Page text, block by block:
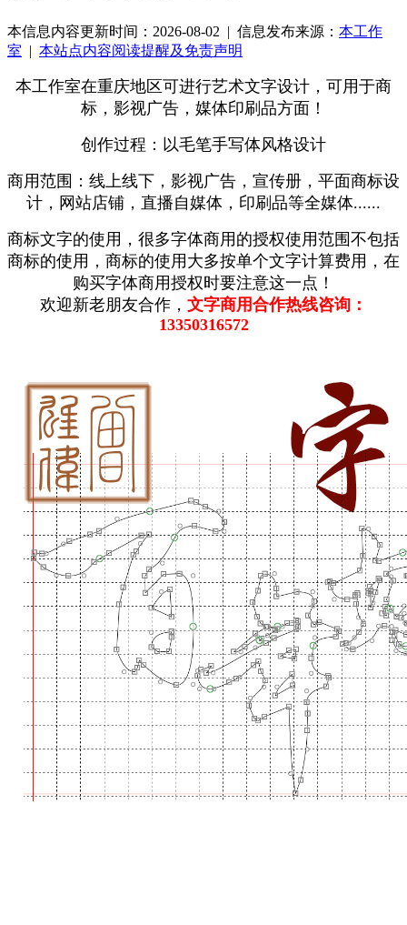
本信息内容更新时间：2026-08-02 | 信息发布来源： 本工作
室 | 本站点内容阅读提醒及免责声明
本工作室在重庆地区可进行艺术文字设计，可用于商
标，影视广告，媒体印刷品方面！
创作过程：以毛笔手写体风格设计
商用范围：线上线下，影视广告，宣传册，平面商标设
计，网站店铺，直播自媒体，印刷品等全媒体......
商标文字的使用，很多字体商用的授权使用范围不包括
商标的使用，商标的使用大多按单个文字计算费用，在
购买字体商用授权时要注意这一点！
欢迎新老朋友合作， 文字商用合作热线咨询：
13350316572